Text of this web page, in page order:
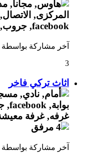
آخر مشاركة بواسطة
3
اثاث تركي فاخر
آخر مشاركة بواسطة